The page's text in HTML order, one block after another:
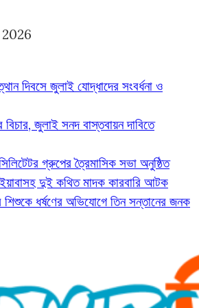
দিবসে জুলাই যোদ্ধাদের সংবর্ধনা ও
জুলাই সনদ বাস্তবায়ন দাবিতে
গ্রুপের ত্রৈমাসিক সভা অনুষ্ঠিত
দুই কথিত মাদক কারবারি আটক
শিশুকে ধর্ষণের অভিযোগে তিন সন্তানের জনক